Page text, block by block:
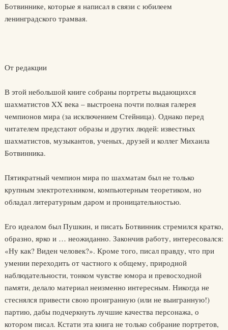
Ботвиннике, которые я написал в связи с юбилеем
ленинградского трамвая.
От редакции
В этой небольшой книге собраны портреты выдающихся
шахматистов XX века – выстроена почти полная галерея
чемпионов мира (за исключением Стейница). Однако перед
читателем предстают образы и других людей: известных
шахматистов, музыкантов, ученых, друзей и коллег Михаила
Ботвинника.
Пятикратный чемпион мира по шахматам был не только
крупным электротехником, компьютерным теоретиком, но
обладал литературным даром и проницательностью.
Его идеалом был Пушкин, и писать Ботвинник стремился кратко,
образно, ярко и … неожиданно. Закончив работу, интересовался:
«Ну как? Виден человек?». Кроме того, писал правду, что при
умении переходить от частного к общему, природной
наблюдательности, тонком чувстве юмора и превосходной
памяти, делало материал неизменно интересным. Никогда не
стеснялся привести свою проигранную (или не выигранную!)
партию, дабы подчеркнуть лучшие качества персонажа, о
котором писал. Кстати эта книга не только собрание портретов,